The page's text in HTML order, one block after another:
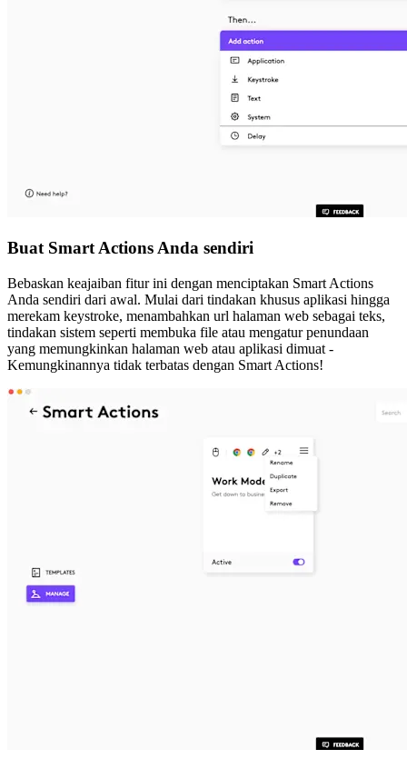
Buat Smart Actions Anda sendiri
Bebaskan keajaiban fitur ini dengan menciptakan Smart Actions
Anda sendiri dari awal. Mulai dari tindakan khusus aplikasi hingga
merekam keystroke, menambahkan url halaman web sebagai teks,
tindakan sistem seperti membuka file atau mengatur penundaan
yang memungkinkan halaman web atau aplikasi dimuat -
Kemungkinannya tidak terbatas dengan Smart Actions!